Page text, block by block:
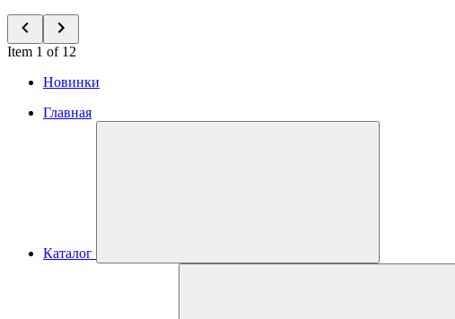
Item 1 of 12
Новинки
Главная
Каталог